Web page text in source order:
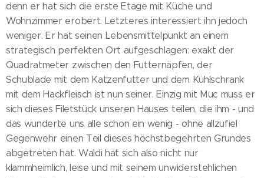
denn er hat sich die erste Etage mit Küche und
Wohnzimmer erobert. Letzteres interessiert ihn jedoch
weniger. Er hat seinen Lebensmittelpunkt an einem
strategisch perfekten Ort aufgeschlagen: exakt der
Quadratmeter zwischen den Futternäpfen, der
Schublade mit dem Katzenfutter und dem Kühlschrank
mit dem Hackfleisch ist nun seiner. Einzig mit Muc muss er
sich dieses Filetstück unseren Hauses teilen, die ihm - und
das wunderte uns alle schon ein wenig - ohne allzufiel
Gegenwehr einen Teil dieses höchstbegehrten Grundes
abgetreten hat. Waldi hat sich also nicht nur
klammheimlich, leise und mit seinem unwiderstehlichen